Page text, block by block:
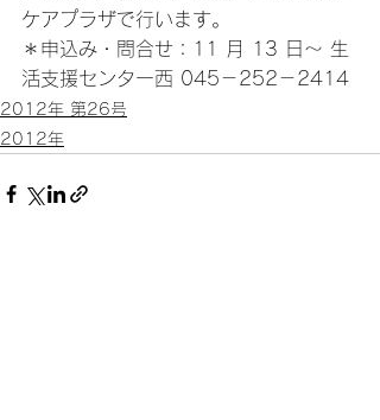
ケアプラザで行います。
＊申込み・問合せ：11 月 13 日～ 生
活支援センター西 045－252－2414
2012年 第26号
2012年